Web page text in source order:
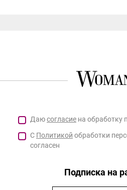
Даюсогласие на обработку
С Политикой обработки
согласен
Подписка на